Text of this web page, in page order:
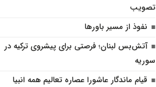
تصویب
نفوذ از مسیر باورها
آتش‌بس لبنان؛ فرصتی برای پیشروی ترکیه در
سوریه
قیام ماندگار عاشورا عصاره تعالیم همه انبیا